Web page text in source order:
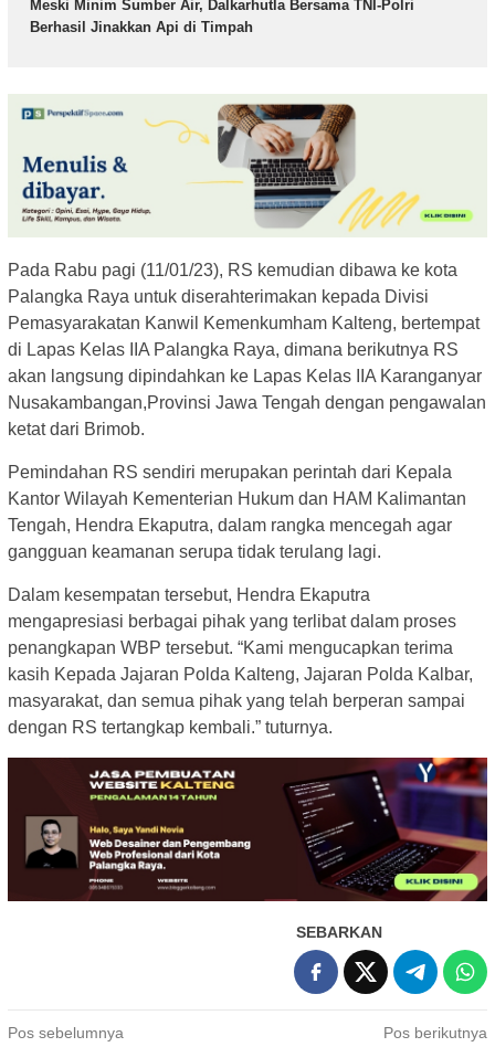
Meski Minim Sumber Air, Dalkarhutla Bersama TNI-Polri
Berhasil Jinakkan Api di Timpah
Pada Rabu pagi (11/01/23), RS kemudian dibawa ke kota
Palangka Raya untuk diserahterimakan kepada Divisi
Pemasyarakatan Kanwil Kemenkumham Kalteng, bertempat
di Lapas Kelas IIA Palangka Raya, dimana berikutnya RS
akan langsung dipindahkan ke Lapas Kelas IIA Karanganyar
Nusakambangan,Provinsi Jawa Tengah dengan pengawalan
ketat dari Brimob.
Pemindahan RS sendiri merupakan perintah dari Kepala
Kantor Wilayah Kementerian Hukum dan HAM Kalimantan
Tengah, Hendra Ekaputra, dalam rangka mencegah agar
gangguan keamanan serupa tidak terulang lagi.
Dalam kesempatan tersebut, Hendra Ekaputra
mengapresiasi berbagai pihak yang terlibat dalam proses
penangkapan WBP tersebut. “Kami mengucapkan terima
kasih Kepada Jajaran Polda Kalteng, Jajaran Polda Kalbar,
masyarakat, dan semua pihak yang telah berperan sampai
dengan RS tertangkap kembali.” tuturnya.
SEBARKAN
Navigasi
Pos sebelumnya
Pos berikutnya